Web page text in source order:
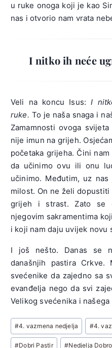
u ruke onoga koji je kao
nas i otvorio nam vrata
I nitko ih neće
Veli na koncu Isus:I
ruke. To je naša snaga i
Zamamnosti ovoga
nije imun na grijeh.
početaka grijeha. Čini
da učinimo ovu ili onu
učinimo. Međutim, uz
milost. On ne želi
grijeh i strast. Zato se
njegovim sakramentima
i koji nam daju uvijek novu
I još nešto. Danas se
današnjih pastira
svećenike da zajedno sa
evanđelja nego da svi
Velikog svećenika i našega
Post
Tags:
#4. vazmena nedjelja #4.
#Dobri Pastir #Nedjelja